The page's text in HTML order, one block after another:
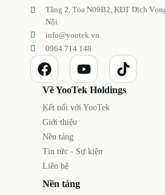
Tầng 2, Tòa N09B2, KĐT Dịch
Nội
info@yootek.vn
0964 714 148
Về YooTek Holdings
Kết nối với YooTek
Giới thiệu
Nền tảng
Tin tức - Sự kiện
Liên hệ
Nền tảng